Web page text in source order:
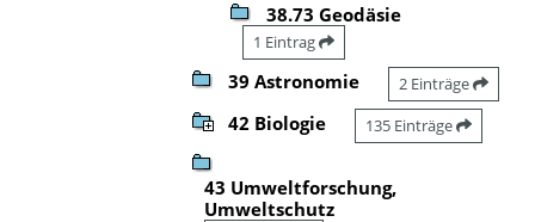
38.73 Geodäsie
1 Eintrag
39 Astronomie 2 Einträge
42 Biologie 135 Einträge
43 Umweltforschung,
Umweltschutz